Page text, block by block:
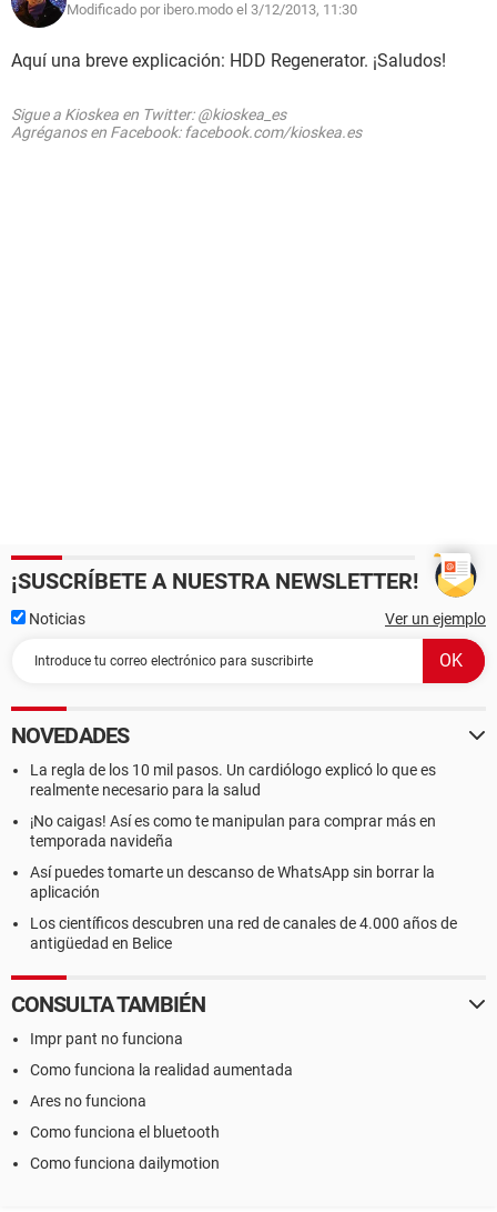
Modificado por ibero.modo el 3/12/2013, 11:30
Aquí una breve explicación: HDD Regenerator. ¡Saludos!
Sigue a Kioskea en Twitter: @kioskea_es
Agréganos en Facebook: facebook.com/kioskea.es
¡SUSCRÍBETE A NUESTRA NEWSLETTER!
Noticias Ver un ejemplo
NOVEDADES
La regla de los 10 mil pasos. Un cardiólogo explicó lo que es
realmente necesario para la salud
¡No caigas! Así es como te manipulan para comprar más en
temporada navideña
Así puedes tomarte un descanso de WhatsApp sin borrar la
aplicación
Los científicos descubren una red de canales de 4.000 años de
antigüedad en Belice
CONSULTA TAMBIÉN
Impr pant no funciona
Como funciona la realidad aumentada
Ares no funciona
Como funciona el bluetooth
Como funciona dailymotion